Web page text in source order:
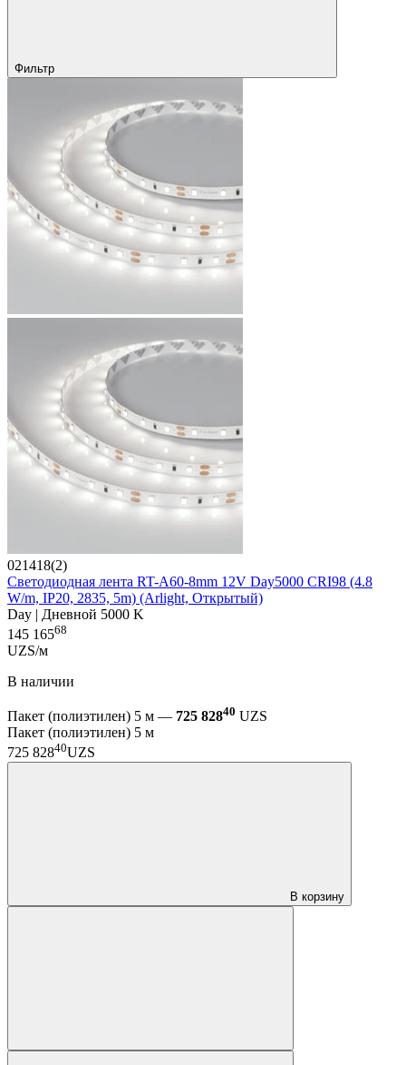
Фильтр
021418(2)
Светодиодная лента RT-A60-8mm 12V Day5000 CRI98 (4.8
W/m, IP20, 2835, 5m) (Arlight, Открытый)
Day | Дневной 5000 K
145 16568
UZS/м
В наличии
Пакет (полиэтилен) 5 м — 725 82840 UZS
Пакет (полиэтилен) 5 м
725 82840UZS
В корзину